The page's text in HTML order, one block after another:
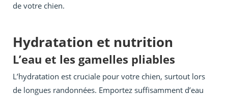
de votre chien.
Hydratation et nutrition
L’eau et les gamelles pliables
L’hydratation est cruciale pour votre chien, surtout lors
de longues randonnées. Emportez suffisamment d’eau